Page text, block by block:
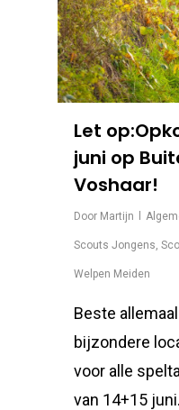
Let
juni op
Voshaar!
Door Martijn
Scouts Jongens,
Welpen Meiden
Beste
bijzondere
voor alle
van 14+15